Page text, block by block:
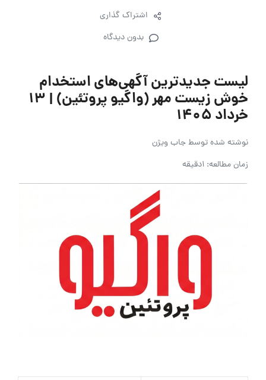
اشتراک گذاری
بدون دیدگاه
لیست جدیدترین آگهی‌های استخدام
خوش زیست مهر (واگیو پروتئین) | ۱۳
خرداد ۱۴۰۵
نوشته شده توسطجاب ویژن
زمان مطالعه: 1دقیقه